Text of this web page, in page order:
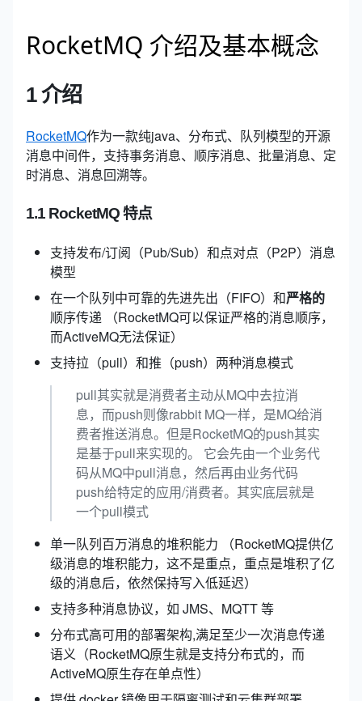
RocketMQ 介绍及基本概念
1 介绍
RocketMQ作为一款纯java、分布式、队列模型的开源
消息中间件，支持事务消息、顺序消息、批量消息、定
时消息、消息回溯等。
1.1 RocketMQ 特点
支持发布/订阅（Pub/Sub）和点对点（P2P）消息
模型
在一个队列中可靠的先进先出（FIFO）和严格的
顺序传递 （RocketMQ可以保证严格的消息顺序，
而ActiveMQ无法保证）
支持拉（pull）和推（push）两种消息模式
pull其实就是消费者主动从MQ中去拉消
息，而push则像rabbit MQ一样，是MQ给消
费者推送消息。但是RocketMQ的push其实
是基于pull来实现的。
它会先由一个业务代
码从MQ中pull消息，然后再由业务代码
push给特定的应用/消费者。其实底层就是
一个pull模式
单一队列百万消息的堆积能力 （RocketMQ提供亿
级消息的堆积能力，这不是重点，重点是堆积了亿
级的消息后，依然保持写入低延迟）
支持多种消息协议，如 JMS、MQTT 等
分布式高可用的部署架构,满足至少一次消息传递
语义（RocketMQ原生就是支持分布式的，而
ActiveMQ原生存在单点性）